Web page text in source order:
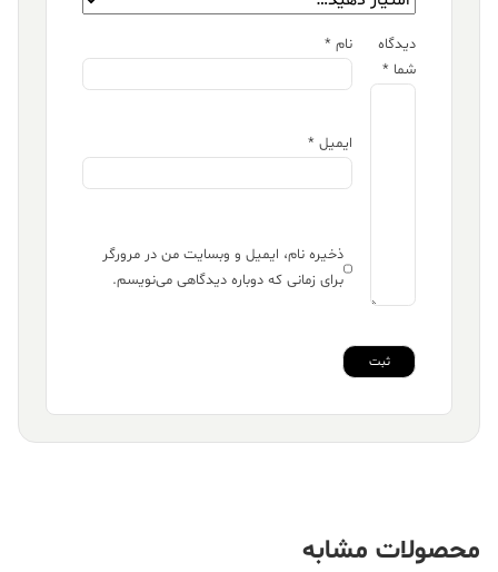
دیدگاه
شما *
نام *
ایمیل *
ذخیره نام، ایمیل و وبسایت من در مرورگر
برای زمانی که دوباره دیدگاهی می‌نویسم.
محصولات مشابه